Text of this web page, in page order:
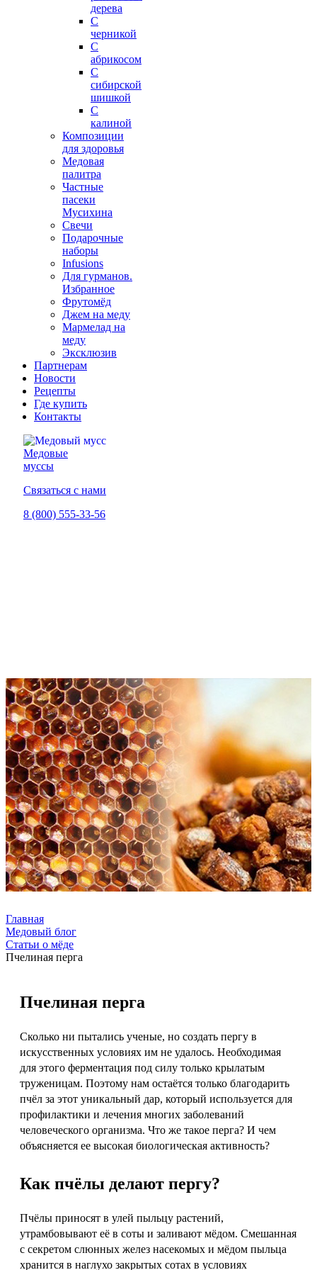
дерева
С
черникой
С
абрикосом
С
сибирской
шишкой
С
калиной
Композиции
для здоровья
Медовая
палитра
Частные
пасеки
Мусихина
Свечи
Подарочные
наборы
Infusions
Для гурманов.
Избранное
Фрутомёд
Джем на меду
Мармелад на
меду
Эксклюзив
Партнерам
Новости
Рецепты
Где купить
Контакты
Медовые
муссы
Связаться с нами
8 (800) 555-33-56
Главная
Медовый блог
Статьи о мёде
Пчелиная перга
Пчелиная перга
Сколько ни пытались ученые, но создать пергу в
искусственных условиях им не удалось. Необходимая
для этого ферментация под силу только крылатым
труженицам. Поэтому нам остаётся только благодарить
пчёл за этот уникальный дар, который используется для
профилактики и лечения многих заболеваний
человеческого организма. Что же такое перга? И чем
объясняется ее высокая биологическая активность?
Как пчёлы делают пергу?
Пчёлы приносят в улей пыльцу растений,
утрамбовывают её в соты и заливают мёдом. Смешанная
с секретом слюнных желез насекомых и мёдом пыльца
хранится в наглухо закрытых сотах в условиях